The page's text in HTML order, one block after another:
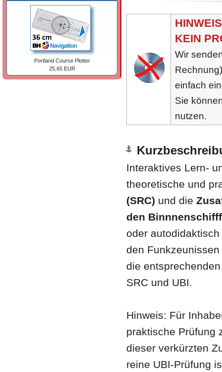
KEIN
Wir
einfach
Sie
nutzen.
Interaktives Lern-
theoretische und
(SRC) und die
den
oder
den
die
SRC und UBI.
Hinweis: Für
praktische Prüfung
dieser verkürzten
reine UBI-Prüfung
Portland Course Plotter
25,65 EUR